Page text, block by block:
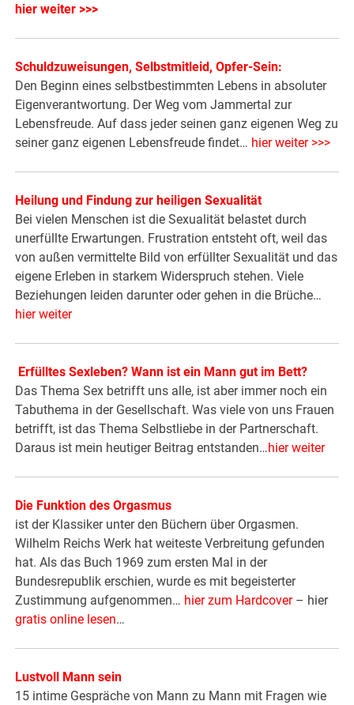
hier weiter >>>
Schuldzuweisungen, Selbstmitleid, Opfer-Sein:
Den Beginn eines selbstbestimmten Lebens in absoluter
Eigenverantwortung. Der Weg vom Jammertal zur
Lebensfreude. Auf dass jeder seinen ganz eigenen Weg zu
seiner ganz eigenen Lebensfreude findet… hier weiter >>>
Heilung und Findung zur heiligen Sexualität
Bei vielen Menschen ist die Sexualität belastet durch
unerfüllte Erwartungen. Frustration entsteht oft, weil das
von außen vermittelte Bild von erfüllter Sexualität und das
eigene Erleben in starkem Widerspruch stehen. Viele
Beziehungen leiden darunter oder gehen in die Brüche…
hier weiter
Erfülltes Sexleben? Wann ist ein Mann gut im Bett?
Das Thema Sex betrifft uns alle, ist aber immer noch ein
Tabuthema in der Gesellschaft. Was viele von uns Frauen
betrifft, ist das Thema Selbstliebe in der Partnerschaft.
Daraus ist mein heutiger Beitrag entstanden…hier weiter
Die Funktion des Orgasmus
ist der Klassiker unter den Büchern über Orgasmen.
Wilhelm Reichs Werk hat weiteste Verbreitung gefunden
hat. Als das Buch 1969 zum ersten Mal in der
Bundesrepublik erschien, wurde es mit begeisterter
Zustimmung aufgenommen… hier zum Hardcover– hier
gratis online lesen…
Lustvoll Mann sein
15 intime Gespräche von Mann zu Mann mit Fragen wie